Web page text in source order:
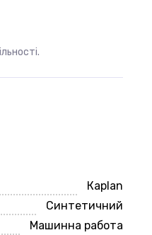
Кaplan
Синтетичний
Машинна работа